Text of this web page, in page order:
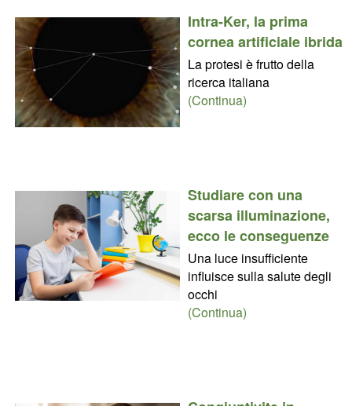
Intra-Ker, la prima
cornea artificiale ibrida
La protesi è frutto della
ricerca italiana
(Continua)
Studiare con una
scarsa illuminazione,
ecco le conseguenze
Una luce insufficiente
influisce sulla salute degli
occhi
(Continua)